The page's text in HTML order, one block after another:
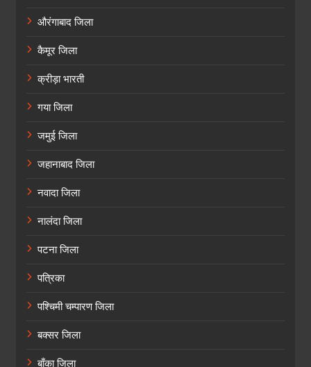
औरंगाबाद जिला
कैमूर जिला
क्रीड़ा भारती
गया जिला
जमुई जिला
जहानाबाद जिला
नवादा जिला
नालंदा जिला
पटना जिला
पत्रिका
पश्चिमी चम्पारण जिला
बक्सर जिला
बाँका जिला